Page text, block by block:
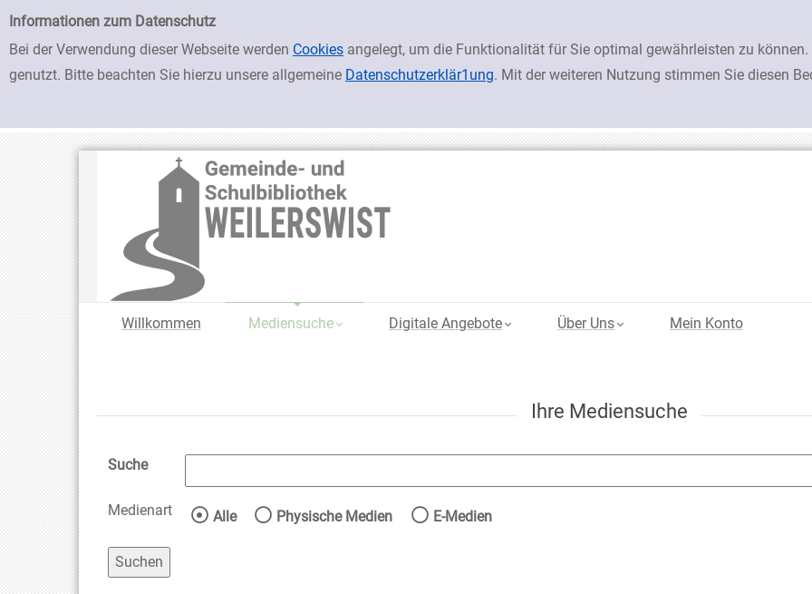
Einfache Suche
Informationen zum Datenschutz
Bei der Verwendung dieser Webseite werden Cookies angelegt, um die Funktionalität für Sie optimal gewährleisten zu
genutzt. Bitte beachten Sie hierzu unsere allgemeine Datenschutzerklär1ung. Mit der weiteren Nutzung stimmen Sie diesen
zur Navigation springen
zum Inhalt springen
Zur Detailanzeige springen
Willkommen Mediensuche Digitale Angebote Über Uns Mein Konto
Ihre Mediensuche
Suche
Medienart Wählen Sie die Medienart nach der Sie suchen wollen.
Alle Physische Medien E-Medien